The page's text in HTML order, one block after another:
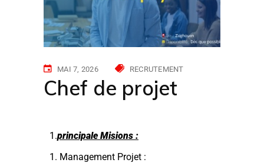
MAI 7, 2026 RECRUTEMENT
Chef de projet
1.principale Misions :
Management Projet :